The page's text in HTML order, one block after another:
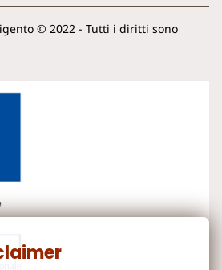
© 2022 - Tutti i diritti sono